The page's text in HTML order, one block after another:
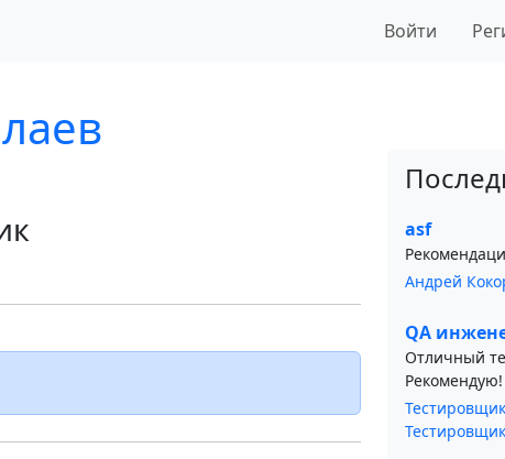
Войти
asf
Андрей
QA
Отличный
Рекомендую!
Тестировщик